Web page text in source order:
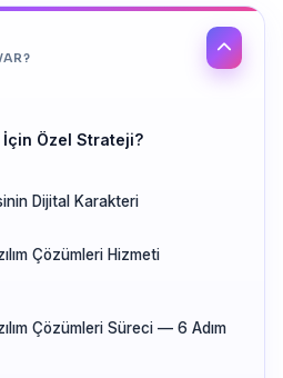
İçin Özel Strateji?
Dijital Karakteri
Çözümleri Hizmeti
Çözümleri Süreci — 6 Adım